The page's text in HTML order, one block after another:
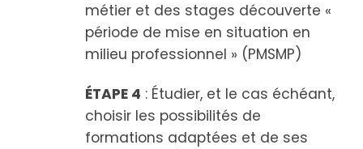
métier et des stages découverte «
période de mise en situation en
milieu professionnel » (PMSMP)
ÉTAPE 4 : Étudier, et le cas échéant,
choisir les possibilités de
formations adaptées et de ses